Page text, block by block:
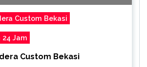
Custom Bekasi
Jam
Custom Bekasi